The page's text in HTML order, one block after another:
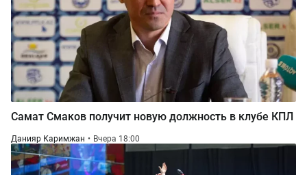
Самат Смаков получит новую должность в клубе КПЛ
Данияр Каримжан Вчера 18:00